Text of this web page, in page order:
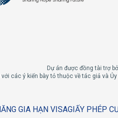
Dự án được đồng tài trợ
các ý kiến ​​​​bày tỏ thuộc về tác giả và
GIA HẠN VISAGIẤY PHÉP